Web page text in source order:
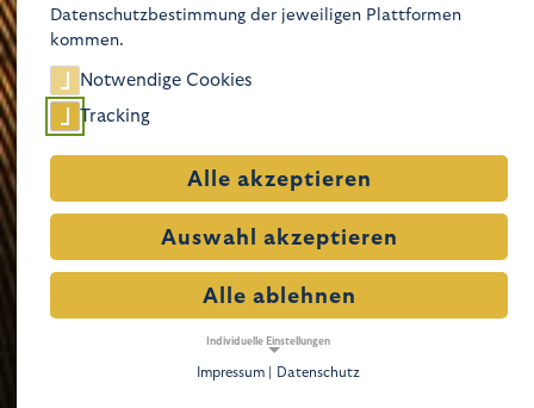
Glaube
Programm
Besuch
Geschichte
Datenschutzbestimmung der jeweiligen Plattformen
kommen.
Notwendige Cookies
Tracking
Alle akzeptieren
Alle ablehnen
Auswahl akzeptieren
Individuelle Einstellungen
Impressum | Datenschutz